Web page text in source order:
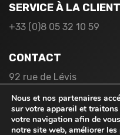
SERVICE À LA
+33 (0)8 05 32 10 59
CONTACT
92 rue de Lévis
France
Nous et nos partenaires
sur votre appareil et traitons
votre navigation afin de
notre site web, améliorer